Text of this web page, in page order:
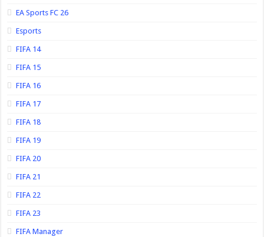
EA Sports FC 26
Esports
FIFA 14
FIFA 15
FIFA 16
FIFA 17
FIFA 18
FIFA 19
FIFA 20
FIFA 21
FIFA 22
FIFA 23
FIFA Manager